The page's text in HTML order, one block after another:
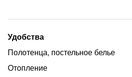
Предоставляется бесплатная
международного аэропорта
Удобства
Полотенца, постельное белье
Отопление